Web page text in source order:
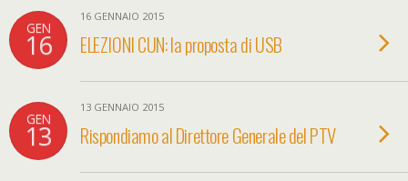
GEN
16
16 GENNAIO 2015
ELEZIONI CUN: la proposta di USB
GEN
13
13 GENNAIO 2015
Rispondiamo al Direttore Generale del PTV